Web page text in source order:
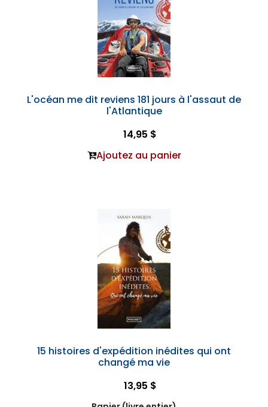
L'océan me dit reviens 181 jours à l'assaut de
l'Atlantique
14,95 $
Ajoutez au panier
15 histoires d'expédition inédites qui ont
changé ma vie
13,95 $